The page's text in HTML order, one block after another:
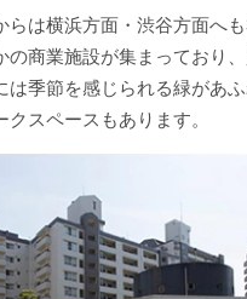
らは横浜方面・渋谷方面へも
の商業施設が集まっており
季節を感じられる緑があふ
スペースもあります。